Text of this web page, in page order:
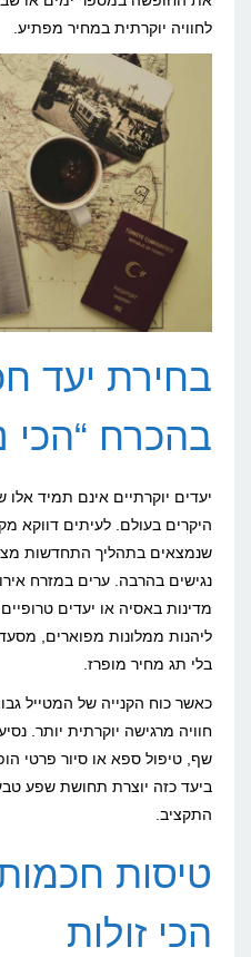
לחוויה יוקרתית במחיר מפתיע.
בחירת יעד
בהכרח “הכי
יעדים יוקרתיים אינם תמיד
היקרים בעולם. לעיתים דווקא
שנמצאים בתהליך התחדשות
נגישים בהרבה. ערים במזרח
מדינות באסיה או יעדים
ליהנות ממלונות מפוארים,
בלי תג מחיר מופרז.
כאשר כוח הקנייה של המטייל
חוויה מרגישה יוקרתית יותר.
שף, טיפול ספא או סיור פרטי
ביעד כזה יוצרת תחושת שפע
התקציב.
טיסות
הכי זולות